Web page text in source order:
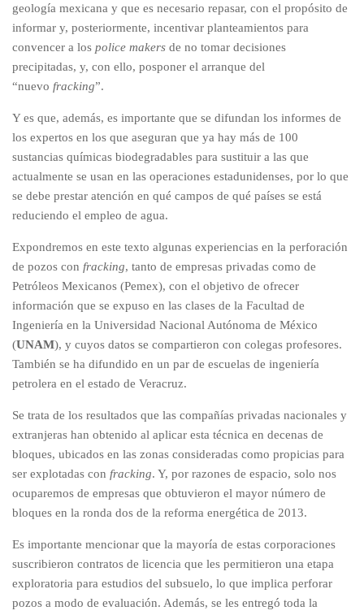
geología mexicana y que es necesario repasar, con el propósito de
informar y, posteriormente, incentivar planteamientos para
convencer a los police makers de no tomar decisiones
precipitadas, y, con ello, posponer el arranque del
“nuevo fracking”.
Y es que, además, es importante que se difundan los informes de
los expertos en los que aseguran que ya hay más de 100
sustancias químicas biodegradables para sustituir a las que
actualmente se usan en las operaciones estadunidenses, por lo que
se debe prestar atención en qué campos de qué países se está
reduciendo el empleo de agua.
Expondremos en este texto algunas experiencias en la perforación
de pozos con fracking, tanto de empresas privadas como de
Petróleos Mexicanos (Pemex), con el objetivo de ofrecer
información que se expuso en las clases de la Facultad de
Ingeniería en la Universidad Nacional Autónoma de México
(UNAM), y cuyos datos se compartieron con colegas profesores.
También se ha difundido en un par de escuelas de ingeniería
petrolera en el estado de Veracruz.
Se trata de los resultados que las compañías privadas nacionales y
extranjeras han obtenido al aplicar esta técnica en decenas de
bloques, ubicados en las zonas consideradas como propicias para
ser explotadas con fracking. Y, por razones de espacio, solo nos
ocuparemos de empresas que obtuvieron el mayor número de
bloques en la ronda dos de la reforma energética de 2013.
Es importante mencionar que la mayoría de estas corporaciones
suscribieron contratos de licencia que les permitieron una etapa
exploratoria para estudios del subsuelo, lo que implica perforar
pozos a modo de evaluación. Además, se les entregó toda la